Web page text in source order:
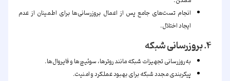
انجام تست‌های جامع پس از اعمال بروزرسانی‌ها برای اطمینان از عدم
ایجاد اختلال.
۴. بروزرسانی شبکه
به‌روزرسانی تجهیزات شبکه مانند روترها، سوئیچ‌ها و فایروال‌ها.
پیکربندی مجدد شبکه برای بهبود عملکرد و امنیت.